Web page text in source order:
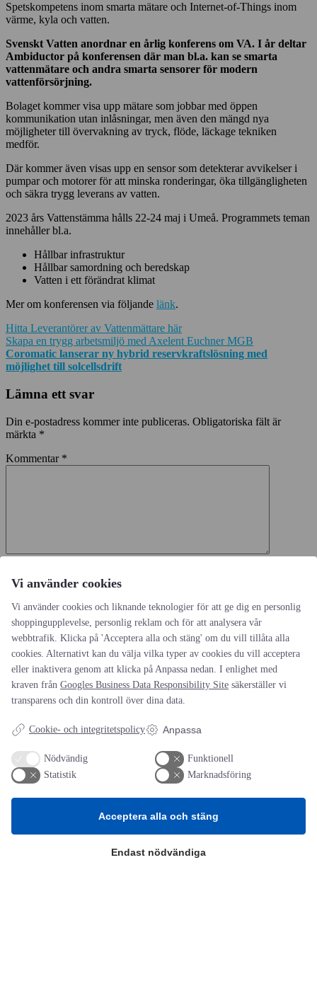
Spetskompetens inom smarta mätare och Internet-of-Things inom
värme, kyla och vatten.
Svenskt Vatten anordnar en årlig konferens om VA. I år deltar
Ambiductor på konferensen där man bl.a. kan se smarta
vattenmätare och andra smarta sensorer för modern
vattenförsörjning.
Bolaget kommer visa upp mätare som jobbar med öppen
kommunikation utan inlåsningar, men även den mängd nya
möjligheter till övervakning av tryck, flöde, läckage tekniken
medför.
Där kommer även visas upp en sensor som detekterar avvikelser i
pumpar och motorer för att minska ronderingar, öka tillgängligheten
och säkra trygg leverans av vatten.
2023 års Vattenstämma hålls 22-24 maj i Umeå. Programmets teman
innehåller bl.a.
Hållbar infrastruktur
Hållbar samordning och beredskap
Vatten i ett förändrat klimat
Mer om konferensen via följande länk.
Hitta Leverantörer av Vattenmättare här
Inläggsnavigering
Skapa en trygg arbetsmiljö med Axelent Euchner MGB
Coromatic lanserar ny hybrid reservkraftslösning med
möjlighet till solcellsdrift
Lämna ett svar
Din e-postadress kommer inte publiceras. Obligatoriska fält är
märkta *
Kommentar *
E-postadress
Webbplats
Spara mitt namn, min e-postadress och webbplats i denna
webbläsare till nästa gång jag skriver en kommentar.
AOTI
Vi använder cookies
Vi använder cookies och liknande teknologier för att ge dig en personlig
shoppingupplevelse, personlig reklam och för att analysera vår
webbtrafik. Klicka på 'Acceptera alla och stäng' om du vill tillåta alla
cookies. Alternativt kan du välja vilka typer av cookies du vill acceptera
eller inaktivera genom att klicka på Anpassa nedan. I enlighet med
kraven från Googles Business Data Responsibility Site säkerställer vi
transparens och din kontroll över dina data.
Cookie- och integritetspolicy Anpassa
Nödvändig
Funktionell
Statistik
Marknadsföring
Endast nödvändiga
Acceptera alla och stäng